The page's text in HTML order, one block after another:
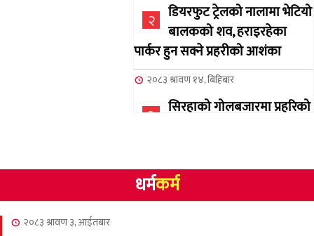
२
डियरफुट ट्रेलको नालामा भेटियो
बालकको शव, हराइरहेका
पार्कर हुन सक्ने प्रहरीको आशंका
२०८३ श्रावण १४, बिहिबार
३
सिरहाको गोलबजारमा प्रहरिको
४
NCSC को अध्यक्षमा घनेन्द्र
न्यौपाने बिजयी
धर्मकर्म
२०८३ श्रावण ३, आईतबार